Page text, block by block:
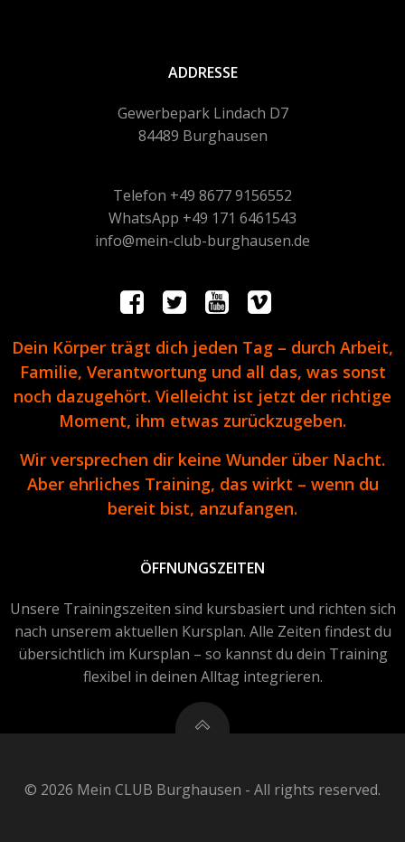
ADDRESSE
Gewerbepark Lindach D7
84489 Burghausen
Telefon +49 8677 9156552
WhatsApp +49 171 6461543
info@mein-club-burghausen.de
Dein Körper trägt dich jeden Tag – durch Arbeit,
Familie, Verantwortung und all das, was sonst
noch dazugehört. Vielleicht ist jetzt der richtige
Moment, ihm etwas zurückzugeben.
Wir versprechen dir keine Wunder über Nacht.
Aber ehrliches Training, das wirkt – wenn du
bereit bist, anzufangen.
ÖFFNUNGSZEITEN
Unsere Trainingszeiten sind kursbasiert und richten sich
nach unserem aktuellen Kursplan. Alle Zeiten findest du
übersichtlich im Kursplan – so kannst du dein Training
flexibel in deinen Alltag integrieren.
© 2026 Mein CLUB Burghausen - All rights reserved.